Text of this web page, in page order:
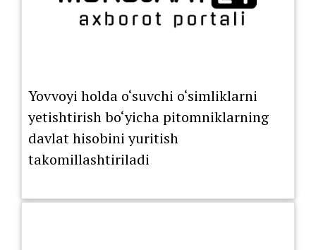
Yovvoyi holda o‘suvchi o‘simliklarni
yetishtirish bo‘yicha pitomniklarning
davlat hisobini yuritish
takomillashtiriladi